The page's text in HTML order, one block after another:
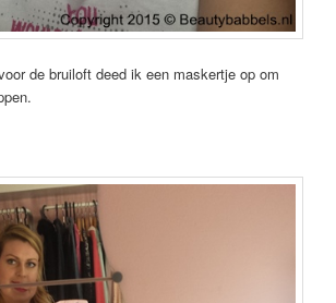
de bruiloft deed ik een maskertje op om